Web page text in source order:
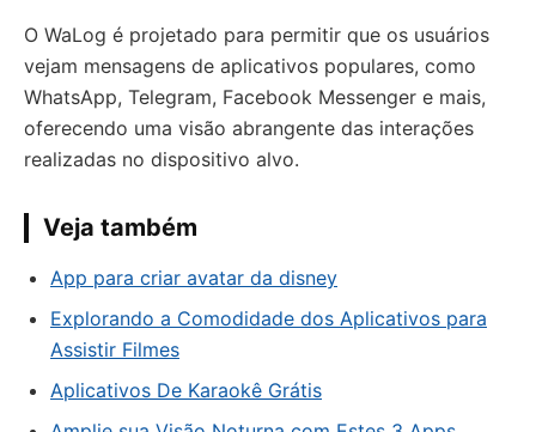
O WaLog é projetado para permitir que os usuários
vejam mensagens de aplicativos populares, como
WhatsApp, Telegram, Facebook Messenger e mais,
oferecendo uma visão abrangente das interações
realizadas no dispositivo alvo.
Veja também
App para criar avatar da disney
Explorando a Comodidade dos Aplicativos para
Assistir Filmes
Aplicativos De Karaokê Grátis